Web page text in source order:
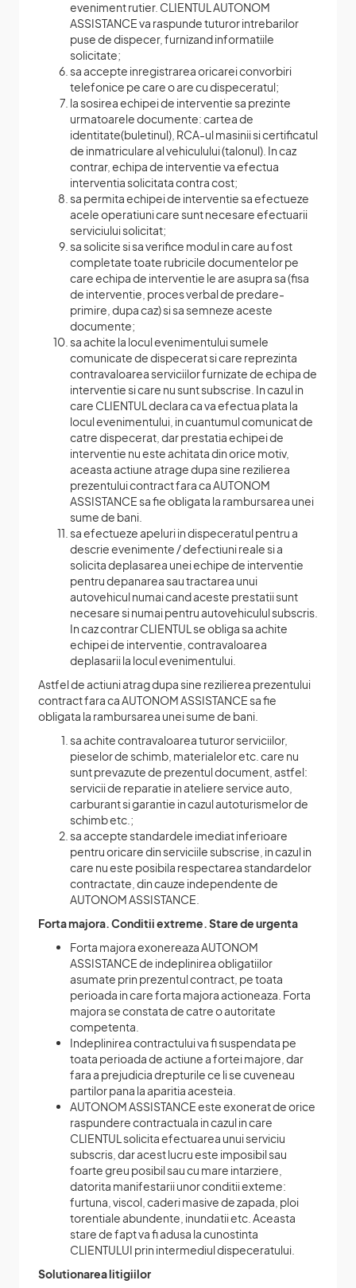
eveniment rutier. CLIENTUL AUTONOM
ASSISTANCE va raspunde tuturor intrebarilor
puse de dispecer, furnizand informatiile
solicitate;
sa accepte inregistrarea oricarei convorbiri
telefonice pe care o are cu dispeceratul;
la sosirea echipei de interventie sa prezinte
urmatoarele documente: cartea de
identitate(buletinul), RCA-ul masinii si certificatul
de inmatriculare al vehiculului (talonul). In caz
contrar, echipa de interventie va efectua
interventia solicitata contra cost;
sa permita echipei de interventie sa efectueze
acele operatiuni care sunt necesare efectuarii
serviciului solicitat;
sa solicite si sa verifice modul in care au fost
completate toate rubricile documentelor pe
care echipa de interventie le are asupra sa (fisa
de interventie, proces verbal de predare-
primire, dupa caz) si sa semneze aceste
documente;
sa achite la locul evenimentului sumele
comunicate de dispecerat si care reprezinta
contravaloarea serviciilor furnizate de echipa de
interventie si care nu sunt subscrise. In cazul in
care CLIENTUL declara ca va efectua plata la
locul evenimentului, in cuantumul comunicat de
catre dispecerat, dar prestatia echipei de
interventie nu este achitata din orice motiv,
aceasta actiune atrage dupa sine rezilierea
prezentului contract fara ca AUTONOM
ASSISTANCE sa fie obligata la rambursarea unei
sume de bani.
sa efectueze apeluri in dispeceratul pentru a
descrie evenimente / defectiuni reale si a
solicita deplasarea unei echipe de interventie
pentru depanarea sau tractarea unui
autovehicul numai cand aceste prestatii sunt
necesare si numai pentru autovehiculul subscris.
In caz contrar CLIENTUL se obliga sa achite
echipei de interventie, contravaloarea
deplasarii la locul evenimentului.
Astfel de actiuni atrag dupa sine rezilierea prezentului
contract fara ca AUTONOM ASSISTANCE sa fie
obligata la rambursarea unei sume de bani.
sa achite contravaloarea tuturor serviciilor,
pieselor de schimb, materialelor etc. care nu
sunt prevazute de prezentul document, astfel:
servicii de reparatie in ateliere service auto,
carburant si garantie in cazul autoturismelor de
schimb etc.;
sa accepte standardele imediat inferioare
pentru oricare din serviciile subscrise, in cazul in
care nu este posibila respectarea standardelor
contractate, din cauze independente de
AUTONOM ASSISTANCE.
Forta majora. Conditii extreme. Stare de urgenta
Forta majora exonereaza AUTONOM
ASSISTANCE de indeplinirea obligatiilor
asumate prin prezentul contract, pe toata
perioada in care forta majora actioneaza. Forta
majora se constata de catre o autoritate
competenta.
Indeplinirea contractului va fi suspendata pe
toata perioada de actiune a fortei majore, dar
fara a prejudicia drepturile ce li se cuveneau
partilor pana la aparitia acesteia.
AUTONOM ASSISTANCE este exonerat de orice
raspundere contractuala in cazul in care
CLIENTUL solicita efectuarea unui serviciu
subscris, dar acest lucru este imposibil sau
foarte greu posibil sau cu mare intarziere,
datorita manifestarii unor conditii exteme:
furtuna, viscol, caderi masive de zapada, ploi
torentiale abundente, inundatii etc. Aceasta
stare de fapt va fi adusa la cunostinta
CLIENTULUI prin intermediul dispeceratului.
Solutionarea litigiilor